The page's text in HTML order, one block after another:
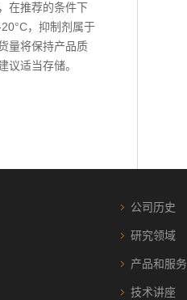
在推荐的条件下
，抑制剂属于
量将保持产品质
适当存储。
公司历史
研究领域
产品和服务
技术讲座